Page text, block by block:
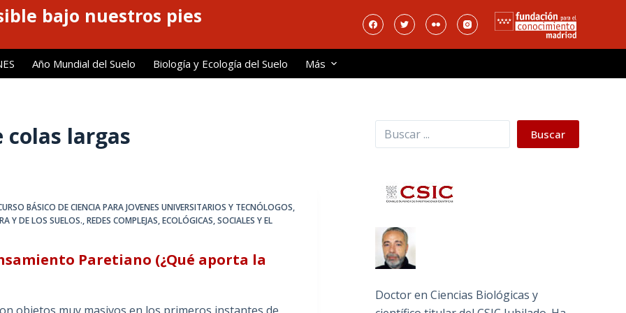
bajo nuestros pies
Año Mundial del Suelo Biología y Ecología del Suelo Más
largas
BÁSICO DE CIENCIA PARA JOVENES UNIVERSITARIOS Y TECNÓLOGOS,
Y DE LOS SUELOS.,REDES COMPLEJAS, ECOLÓGICAS, SOCIALES Y EL
Paretiano (¿Qué aporta la
Buscar Buscar
Doctor en Ciencias Biológicas y